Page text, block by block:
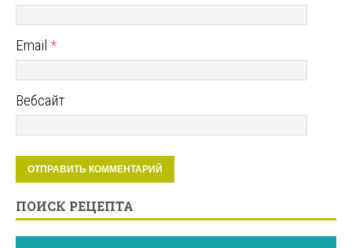
Email *
Вебсайт
ПОИСК РЕЦЕПТА